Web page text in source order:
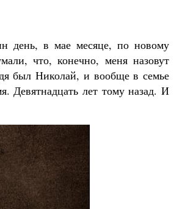
день, в мае месяце, по новому
что, конечно, меня назовут
был Николай, и вообще в семье
лет тому назад. И